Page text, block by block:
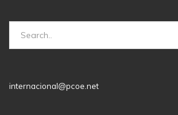
internacional@pcoe.net